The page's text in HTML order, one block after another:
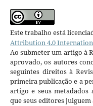
Este trabalho está
Attribution 4.0
Ao submeter um artigo à
aprovado, os autores
seguintes direitos à
primeira publicação e a
artigo e seus metadados
que seus editores